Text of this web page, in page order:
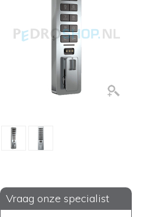
Vraag onze specialist